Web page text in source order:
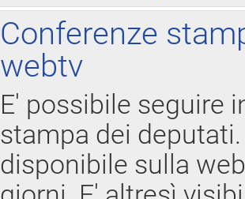
Conferenze
webtv
E' possibile seguire
stampa dei
disponibile sulla